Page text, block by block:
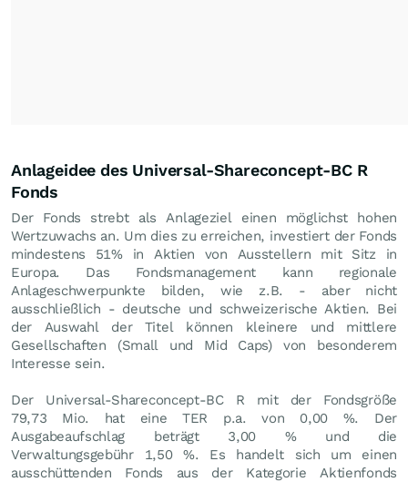
Anlageidee des Universal-Shareconcept-BC R
Fonds
Der Fonds strebt als Anlageziel einen möglichst hohen
Wertzuwachs an. Um dies zu erreichen, investiert der Fonds
mindestens 51% in Aktien von Ausstellern mit Sitz in
Europa. Das Fondsmanagement kann regionale
Anlageschwerpunkte bilden, wie z.B. - aber nicht
ausschließlich - deutsche und schweizerische Aktien. Bei
der Auswahl der Titel können kleinere und mittlere
Gesellschaften (Small und Mid Caps) von besonderem
Interesse sein.
Der Universal-Shareconcept-BC R mit der Fondsgröße
79,73 Mio. hat eine TER p.a. von 0,00 %. Der
Ausgabeaufschlag beträgt 3,00 % und die
Verwaltungsgebühr 1,50 %. Es handelt sich um einen
ausschüttenden Fonds aus der Kategorie Aktienfonds